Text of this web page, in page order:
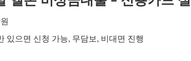
있으면 신청 가능, 무담보, 비대면 진행